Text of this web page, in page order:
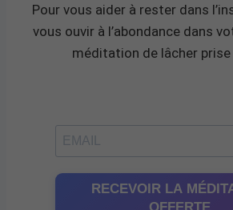
Pour vous aider à rester dans
vous ouvir à l’abondance dans
méditation de lâcher
RECEVOIR LA
OFFERTE